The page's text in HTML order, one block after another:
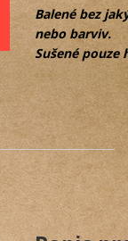
Balené bez
nebo barviv.
Sušené pouze